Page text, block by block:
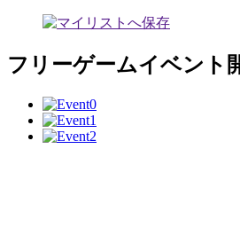
フリーゲームイベント